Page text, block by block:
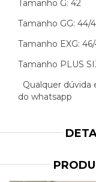
Tamanho G: 42
Tamanho GG: 44/
Tamanho EXG:
Tamanho PLUS
Qualquer
do whatsapp